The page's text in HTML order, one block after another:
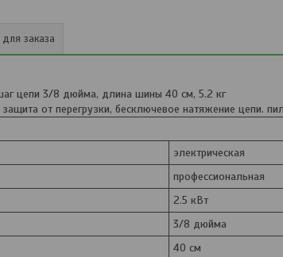
заказа
цепи 3/8 дюйма, длина шины 40 см, 5.2 кг
от перегрузки, бесключевое натяжение цепи.
электрическая
профессиональная
2.5 кВт
3/8 дюйма
40 см